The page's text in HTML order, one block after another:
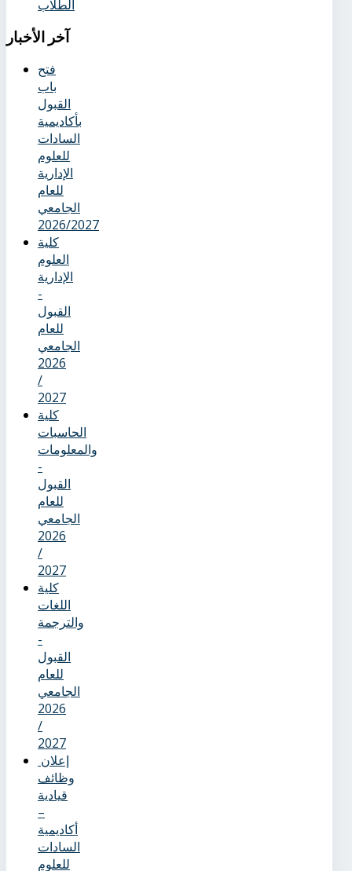
الطلاب
آخر
الأخبار
فتح
باب
القبول
بأكاديمية
السادات
للعلوم
الإدارية
للعام
الجامعي
2026/2027
كلية
العلوم
الإدارية
-
القبول
للعام
الجامعي
2026
/
2027
كلية
الحاسبات
والمعلومات
-
القبول
للعام
الجامعي
2026
/
2027
كلية
اللغات
والترجمة
-
القبول
للعام
الجامعي
2026
/
2027
وظائف
قيادية
–
أكاديمية
السادات
للعلوم